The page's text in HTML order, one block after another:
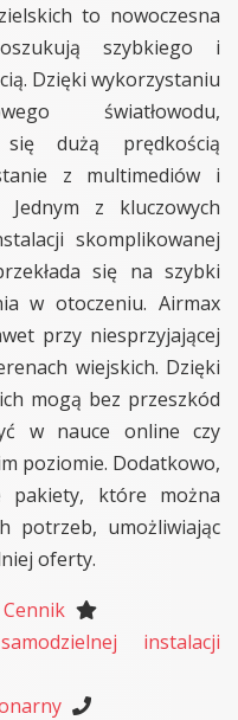
to nowoczesna
szybkiego i
Dzięki wykorzystaniu
światłowodu,
dużą prędkością
z multimediów i
z kluczowych
skomplikowanej
się na szybki
w otoczeniu. Airmax
przy niesprzyjającej
wiejskich. Dzięki
mogą bez przeszkód
w nauce online czy
poziomie. Dodatkowo,
pakiety, które można
potrzeb, umożliwiając
oferty.
instalacji